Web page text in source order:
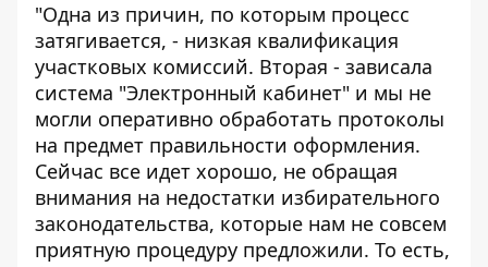
"Одна из причин, по которым процесс
затягивается, - низкая квалификация
участковых комиссий. Вторая - зависала
система "Электронный кабинет" и мы не
могли оперативно обработать протоколы
на предмет правильности оформления.
Сейчас все идет хорошо, не обращая
внимания на недостатки избирательного
законодательства, которые нам не совсем
приятную процедуру предложили. То есть,